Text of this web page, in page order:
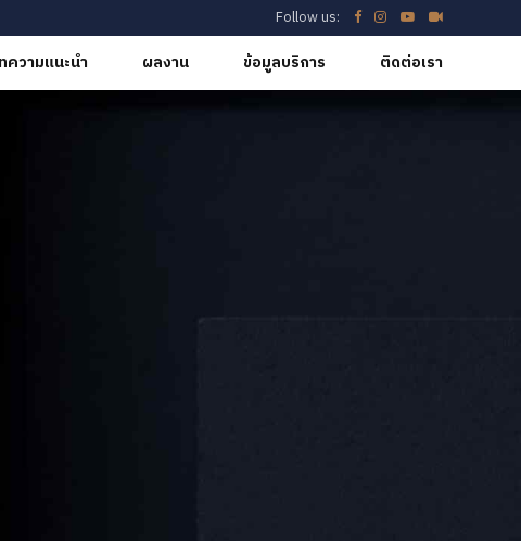
Follow us:
ความแนะนำ ผลงาน ข้อมูลบริการ ติดต่อเรา